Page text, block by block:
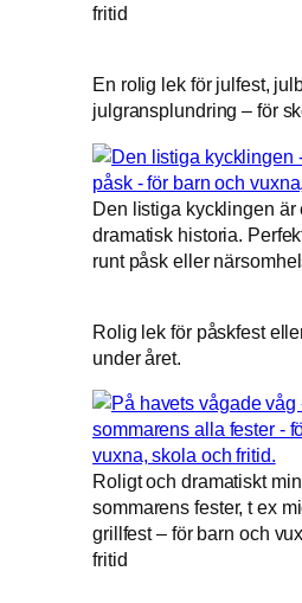
fritid
En rolig lek för julfest,
julgransplundring – för
Den listiga kycklingen är
dramatisk historia.
runt påsk eller
Rolig lek för påskfest
under året.
Roligt och dramatiskt
sommarens fester, t ex
grillfest – för barn och
fritid